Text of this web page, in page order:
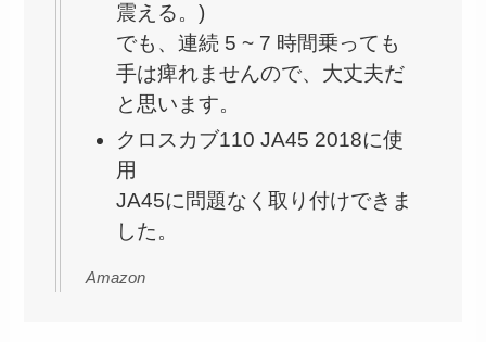
震える。)
でも、連続 5 ~ 7 時間乗っても
手は痺れませんので、大丈夫だ
と思います。
クロスカブ110 JA45 2018に使
用
JA45に問題なく取り付けできま
した。
Amazon